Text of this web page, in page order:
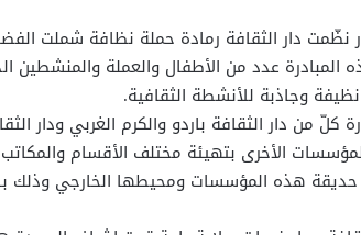
نظّمت دار الثقافة رمادة حملة نظافة شملت
عدد من الأطفال والعملة والمنشطين
وجاذبة للأنشطة الثقافية.
كلّ من دار الثقافة باردو والكرم الغربي ودار
الأخرى بتهيئة مختلف الأقسام
هذه المؤسسات ومحيطها الخارجي وذلك